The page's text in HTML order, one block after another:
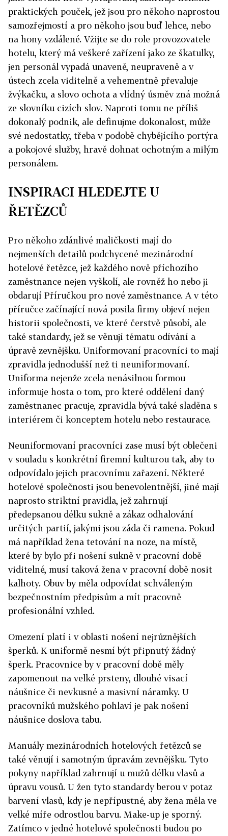
praktických pouček, jež jsou pro někoho naprostou
samozřejmostí a pro někoho jsou buď lehce, nebo
na hony vzdálené. Vžijte se do role provozovatele
hotelu, který má veškeré zařízení jako ze škatulky,
jen personál vypadá unaveně, neupraveně a v
ústech zcela viditelně a vehementně převaluje
žvýkačku, a slovo ochota a vlídný úsměv zná možná
ze slovníku cizích slov. Naproti tomu ne příliš
dokonalý podnik, ale definujme dokonalost, může
své nedostatky, třeba v podobě chybějícího portýra
a pokojové služby, hravě dohnat ochotným a milým
personálem.
INSPIRACI HLEDEJTE U
ŘETĚZCŮ
Pro někoho zdánlivé maličkosti mají do
nejmenších detailů podchycené mezinárodní
hotelové řetězce, jež každého nově příchozího
zaměstnance nejen vyškolí, ale rovněž ho nebo ji
obdarují Příručkou pro nové zaměstnance. A v této
příručce začínající nová posila firmy objeví nejen
historii společnosti, ve které čerstvě působí, ale
také standardy, jež se věnují tématu odívání a
úpravě zevnějšku. Uniformovaní pracovníci to mají
zpravidla jednodušší než ti neuniformovaní.
Uniforma nejenže zcela nenásilnou formou
informuje hosta o tom, pro které oddělení daný
zaměstnanec pracuje, zpravidla bývá také sladěna s
interiérem či konceptem hotelu nebo restaurace.
Neuniformovaní pracovníci zase musí být oblečeni
v souladu s konkrétní firemní kulturou tak, aby to
odpovídalo jejich pracovnímu zařazení. Některé
hotelové společnosti jsou benevolentnější, jiné mají
naprosto striktní pravidla, jež zahrnují
předepsanou délku sukně a zákaz odhalování
určitých partií, jakými jsou záda či ramena. Pokud
má například žena tetování na noze, na místě,
které by bylo při nošení sukně v pracovní době
viditelné, musí taková žena v pracovní době nosit
kalhoty. Obuv by měla odpovídat schváleným
bezpečnostním předpisům a mít pracovně
profesionální vzhled.
Omezení platí i v oblasti nošení nejrůznějších
šperků. K uniformě nesmí být připnutý žádný
šperk. Pracovnice by v pracovní době měly
zapomenout na velké prsteny, dlouhé visací
náušnice či nevkusné a masivní náramky. U
pracovníků mužského pohlaví je pak nošení
náušnice doslova tabu.
Manuály mezinárodních hotelových řetězců se
také věnují i samotným úpravám zevnějšku. Tyto
pokyny například zahrnují u mužů délku vlasů a
úpravu vousů. U žen tyto standardy berou v potaz
barvení vlasů, kdy je nepřípustné, aby žena měla ve
velké míře odrostlou barvu. Make-up je sporný.
Zatímco v jedné hotelové společnosti budou po